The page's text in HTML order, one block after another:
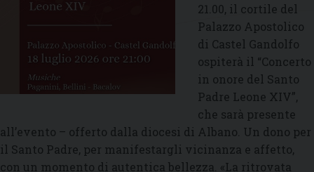
21.00, il cortile del
Palazzo Apostolico
di Castel Gandolfo
ospiterà il “Concerto
in onore del Santo
Padre Leone XIV”,
che sarà presente
all’evento – offerto dalla diocesi di Albano. Un dono per
il Santo Padre, per manifestargli vicinanza e affetto,
con un momento di autentica bellezza. «La ritrovata